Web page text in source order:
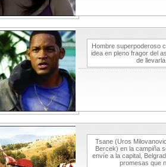
Hombre superpoderoso
idea en pleno fragor del
de
Tsane (Uros
Bercek) en la campiña
envíe a la capital,
promesas que